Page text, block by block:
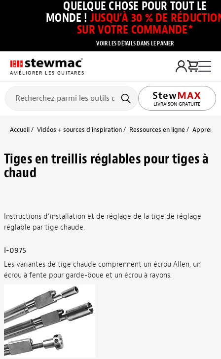
QUELQUE CHOSE POUR TOUT LE
MONDE ! JUSQU’À 30 % DE
SUR VOTRE COMMANDE*
VOIR LES DÉTAILS DANS LE PANIER
AMÉLIORER LES GUITARES
LIVRAISON GRATUITE
Accueil Vidéos + sources d’inspiration Ressources en ligne
Tiges en treillis réglables pour tiges à
chaud
Instructions d’installation et de réglage de la tige de réglage
réglable par tige chaude.
I-0975
Les variantes de tige chaude comprennent un écrou Allen, un
écrou à fente pour garde-boue et un écrou à rayons.